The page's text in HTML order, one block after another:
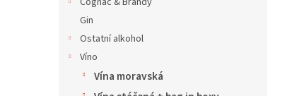
Gin
Ostatní alkohol
Víno
Vína moravská